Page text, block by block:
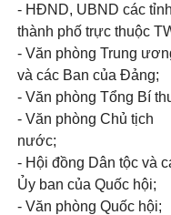
- HĐND, UBND các
thành phố trực thuộc
- Văn phòng Trung
và các Ban của Đảng;
- Văn phòng Tổng Bí
- Văn phòng Chủ tịch
nước;
- Hội đồng Dân tộc và
Ủy ban của Quốc hội;
- Văn phòng Quốc hội;